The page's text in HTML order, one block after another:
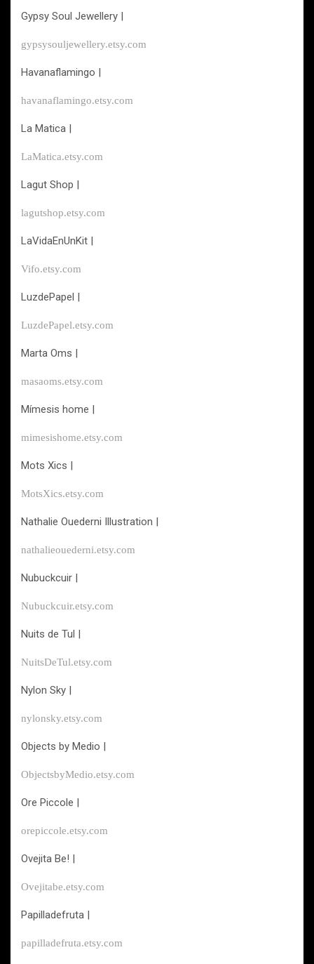
Gypsy Soul Jewellery |
gypsysouljewellery.etsy.com
Havanaflamingo |
havanaflamingo.etsy.com
La Matica |
LaMatica.etsy.com
Lagut Shop |
lagutshop.etsy.com
LaVidaEnUnKit |
Vifo.etsy.com
LuzdePapel |
LuzdePapel.etsy.com
Marta Oms |
masaoms.etsy.com
Mímesis home |
mimesishome.etsy.com
Mots Xics |
MotsXics.etsy.com
Nathalie Ouederni Illustration |
nathalieouederni.etsy.com
Nubuckcuir |
Nubuckcuir.etsy.com
Nuits de Tul |
NuitsDeTul.etsy.com
Nylon Sky |
nylonsky.etsy.com
Objects by Medio |
ObjectsbyMedio.etsy.com
Ore Piccole |
orepiccole.etsy.com
Ovejita Be! |
Ovejitabe.etsy.com
Papilladefruta |
papilladefruta.etsy.com